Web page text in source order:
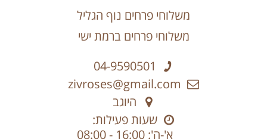
משלוחי פרחים נוף הגליל
משלוחי פרחים ברמת ישי
04-9590501
zivroses@gmail.com
היוגב
שעות פעילות:
א'-ה': 16:00 - 08:00